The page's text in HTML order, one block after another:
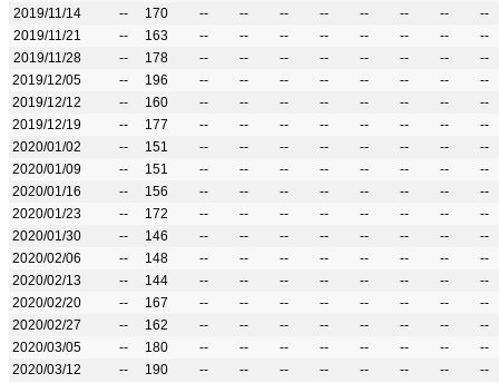
2019/11/14
-- 170 -- -- -- -- -- -- --
--
2019/11/21
-- 163 -- -- -- -- -- -- --
--
2019/11/28
-- 178 -- -- -- -- -- -- --
--
2019/12/05
-- 196 -- -- -- -- -- -- --
--
2019/12/12
-- 160 -- -- -- -- -- -- --
--
2019/12/19
-- 177 -- -- -- -- -- -- --
--
2020/01/02
-- 151 -- -- -- -- -- -- --
--
2020/01/09
-- 151 -- -- -- -- -- -- --
--
2020/01/16
-- 156 -- -- -- -- -- -- --
--
2020/01/23
-- 172 -- -- -- -- -- -- --
--
2020/01/30
-- 146 -- -- -- -- -- -- --
--
2020/02/06
-- 148 -- -- -- -- -- -- --
--
2020/02/13
-- 144 -- -- -- -- -- -- --
--
2020/02/20
-- 167 -- -- -- -- -- -- --
--
2020/02/27
-- 162 -- -- -- -- -- -- --
--
2020/03/05
-- 180 -- -- -- -- -- -- --
--
2020/03/12
-- 190 -- -- -- -- -- -- --
--